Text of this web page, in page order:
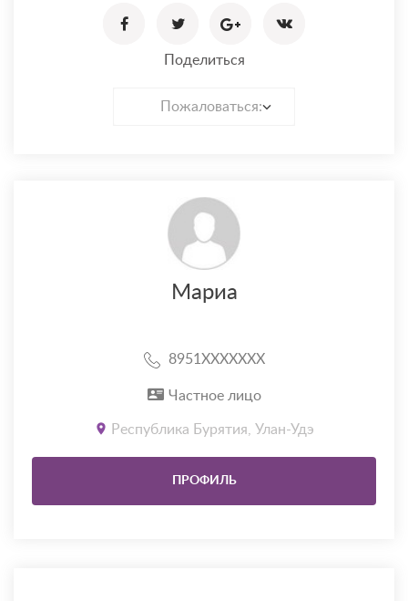
Поделиться
Пожаловаться:
Мариа
8951XXXXXXX
Частное лицо
Республика Бурятия, Улан-Удэ
ПРОФИЛЬ